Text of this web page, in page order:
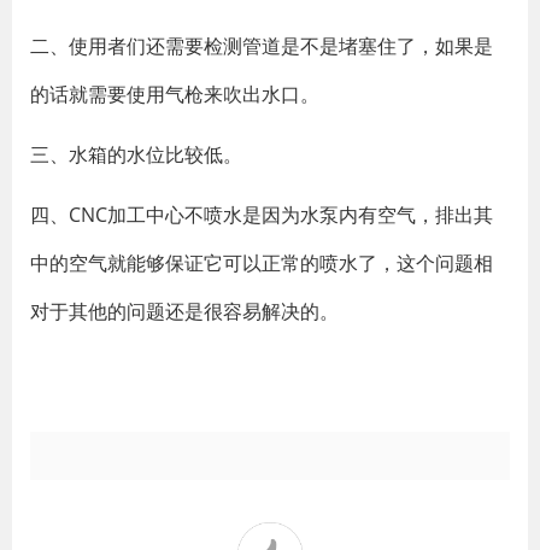
二、使用者们还需要检测管道是不是堵塞住了，如果是
的话就需要使用气枪来吹出水口。
三、水箱的水位比较低。
四、CNC加工中心不喷水是因为水泵内有空气，排出其
中的空气就能够保证它可以正常的喷水了，这个问题相
对于其他的问题还是很容易解决的。